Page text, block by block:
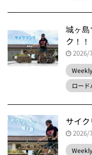
城ヶ
ク！！
2026/
ロード
サイ
2026/